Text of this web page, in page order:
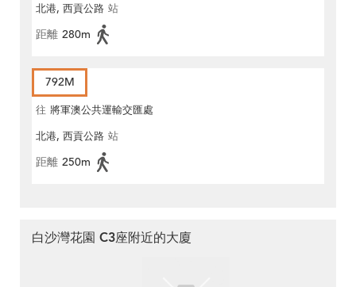
北港, 西貢公路 站
距離 280m
792M
往 將軍澳公共運輸交匯處
北港, 西貢公路 站
距離 250m
白沙灣花園 C3座附近的大廈